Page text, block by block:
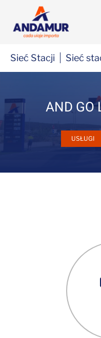
Sieć Stacji Sieć
AND GO
USŁUGI